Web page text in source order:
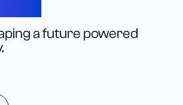
a future powered